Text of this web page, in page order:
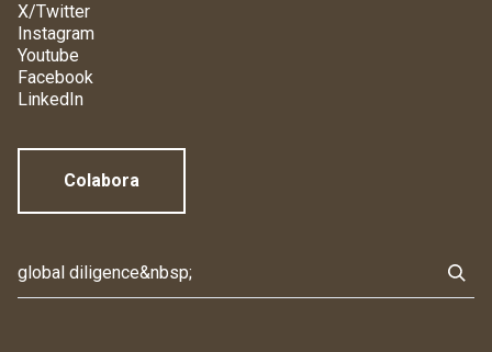
X/Twitter
Instagram
Youtube
Facebook
LinkedIn
Colabora